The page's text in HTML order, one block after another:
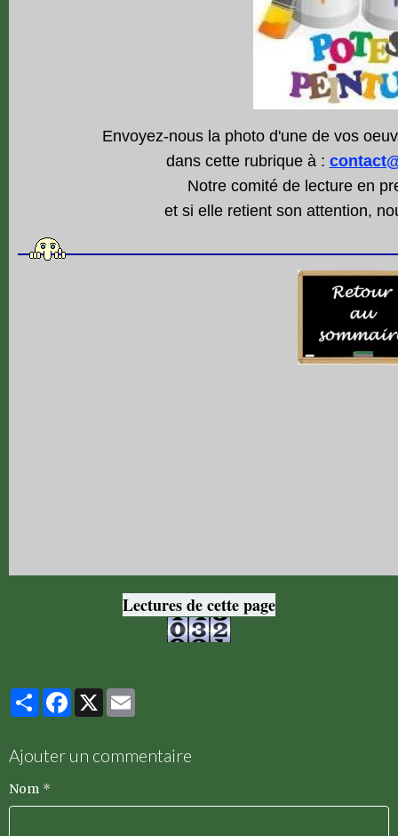
Envoyez-nous la photo d'une de vos
dans cette rubrique à :
Notre comité de lecture en
et si elle retient son attention,
Lectures de cette page
PartagerFacebook
X
Ajouter un commentaire
Nom